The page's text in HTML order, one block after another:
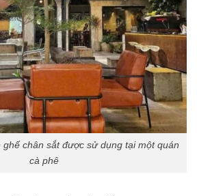
chân sắt được sử dụng tại một quán
cà phê